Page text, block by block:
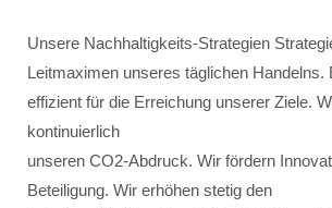
Unsere Nachhaltigkeits-Strategien
Leitmaximen unseres täglichen Handelns.
effizient für die Erreichung unserer Ziele.
kontinuierlich
unseren CO2-Abdruck. Wir fördern
Beteiligung. Wir erhöhen stetig den